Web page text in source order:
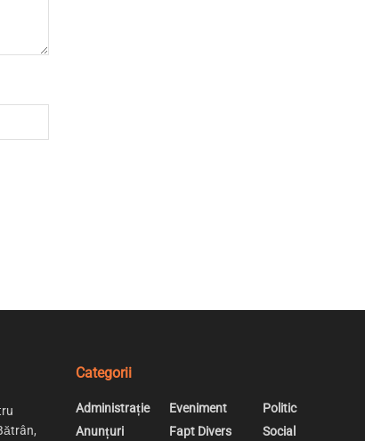
Categorii
Administrație
Anunțuri
Eveniment
Fapt Divers
Politic
Social